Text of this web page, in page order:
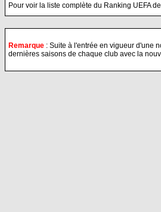
Pour voir la liste complète du Ranking UEFA
Remarque : Suite à l'entrée en vigueur d'une
dernières saisons de chaque club avec la